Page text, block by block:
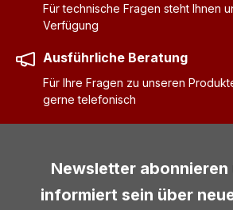
Für technische Fragen steht Ihnen
Verfügung
Ausführliche Beratung
Für Ihre Fragen zu unseren
gerne telefonisch
Newsletter
informiert sein über